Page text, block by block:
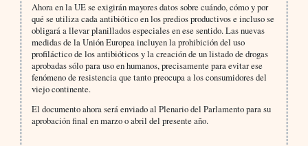
Ahora en la UE se exigirán mayores datos sobre cuándo, cómo y por
qué se utiliza cada antibiótico en los predios productivos e incluso se
obligará a llevar planillados especiales en ese sentido. Las nuevas
medidas de la Unión Europea incluyen la prohibición del uso
profiláctico de los antibióticos y la creación de un listado de drogas
aprobadas sólo para uso en humanos, precisamente para evitar ese
fenómeno de resistencia que tanto preocupa a los consumidores del
viejo continente.
El documento ahora será enviado al Plenario del Parlamento para su
aprobación final en marzo o abril del presente año.